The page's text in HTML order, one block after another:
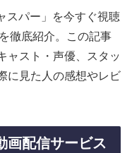
スパー」を今すぐ視聴
徹底紹介。この記事
ャスト・声優、スタッ
に見た人の感想やレビ
画配信サービス